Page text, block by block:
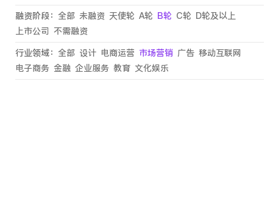
融资阶段： 全部 未融资 天使轮 A轮 B轮 C轮 D轮及以上
上市公司 不需融资
行业领域： 全部 设计 电商运营 市场营销 广告 移动互联网
电子商务 金融 企业服务 教育 文化娱乐